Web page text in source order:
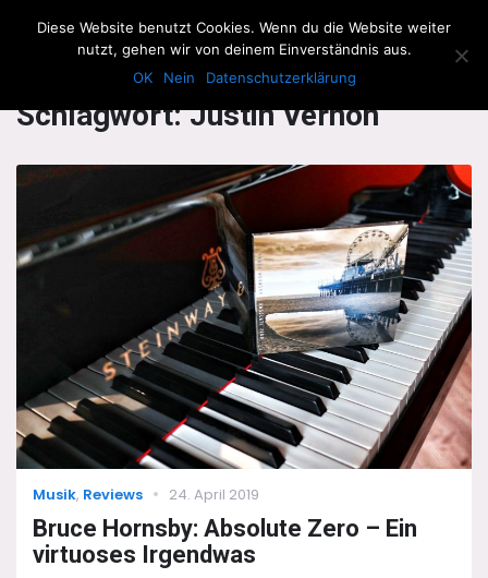
The Howling Men
Schlagwort:Justin Vernon
Categories
Musik, Reviews
Posted
24. April 2019
Bruce Hornsby: Absolute Zero – Ein
virtuoses Irgendwas
Diese Website benutzt Cookies. Wenn du die Website weiter
nutzt, gehen wir von deinem Einverständnis aus.
OK
Nein Datenschutzerklärung